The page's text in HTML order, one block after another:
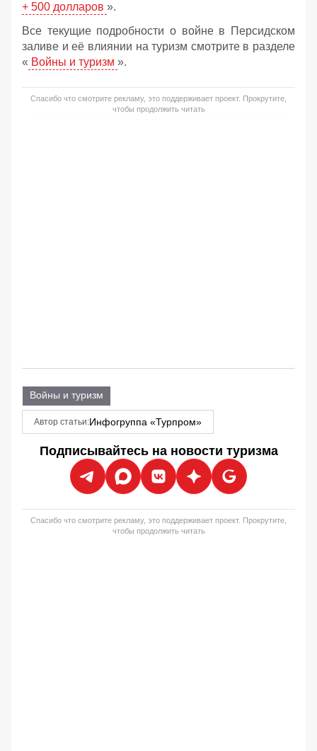
+ 500 долларов ».
Все текущие подробности о войне в Персидском
заливе и её влиянии на туризм смотрите в разделе
« Войны и туризм ».
Спасибо что смотрите рекламу, это поддерживает проект. Прокрутите,
чтобы продолжить читать
Войны и туризм
Автор статьи:Инфогруппа «Турпром»
Подписывайтесь на новости туризма
Спасибо что смотрите рекламу, это поддерживает проект. Прокрутите,
чтобы продолжить читать